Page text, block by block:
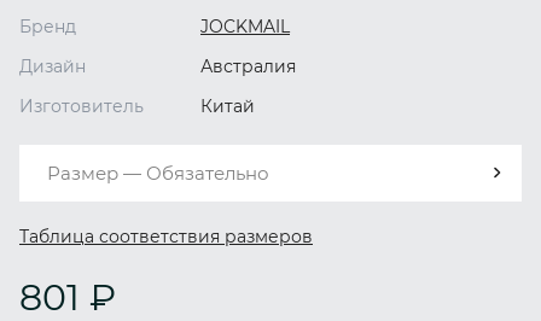
Бренд
JOCKMAIL
Дизайн
Австралия
Изготовитель
Китай
Размер — Обязательно
Таблица соответствия размеров
801 ₽